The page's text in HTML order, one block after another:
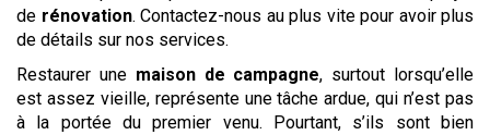
de rénovation. Contactez-nous au plus vite pour avoir plus
de détails sur nos services.
Restaurer une maison de campagne, surtout lorsqu’elle
est assez vieille, représente une tâche ardue, qui n’est pas
à la portée du premier venu. Pourtant, s’ils sont bien